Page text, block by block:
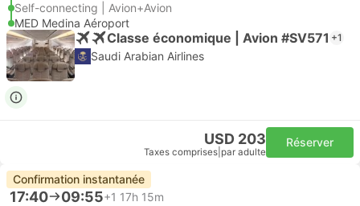
Self-connecting | Avion+Avion
MED Medina Aéroport
Classe économique | Avion #SV571 +1
Saudi Arabian Airlines
USD 203
Taxes comprises par adulte
Réserver
Confirmation instantanée
17:40 09:55+1 17h 15m